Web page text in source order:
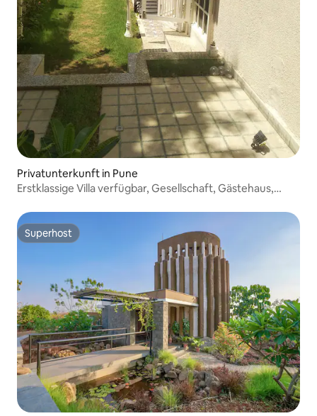
Privatunterkunft in Pune
Erstklassige Villa verfügbar, Gesellschaft, Gästehaus,
Superhost
Superhost